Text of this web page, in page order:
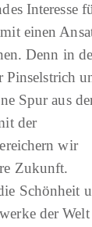
Interesse
einen
Denn in
Pinselstrich
Spur aus
der
wir
Zukunft.
Schönheit
der